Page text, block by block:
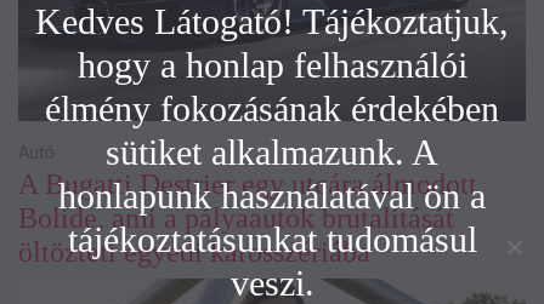
A Bugatti Destrier egy utcára álmodott
Bolide, ami a pályaautók brutalitását
öltözteti egyedi karosszériába
Autó
Kedves Látogató! Tájékoztatjuk,
hogy a honlap felhasználói
élmény fokozásának érdekében
sütiket alkalmazunk. A
honlapunk használatával ön a
tájékoztatásunkat tudomásul
veszi.